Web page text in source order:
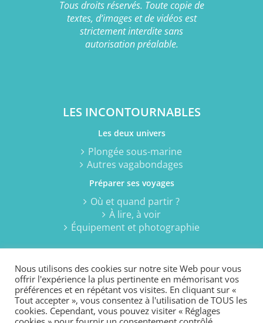
Tous droits réservés. Toute copie de
textes, d’images et de vidéos est
strictement interdite sans
autorisation préalable.
LES INCONTOURNABLES
Les deux univers
Plongée sous-marine
Autres vagabondages
Préparer ses voyages
Où et quand partir ?
À lire, à voir
Équipement et photographie
© 2021 Passion plongée sous-marine... et autres vagabondages
Nous utilisons des cookies sur notre site Web pour vous
offrir l'expérience la plus pertinente en mémorisant vos
préférences et en répétant vos visites. En cliquant sur «
Tout accepter », vous consentez à l'utilisation de TOUS les
cookies. Cependant, vous pouvez visiter « Réglages